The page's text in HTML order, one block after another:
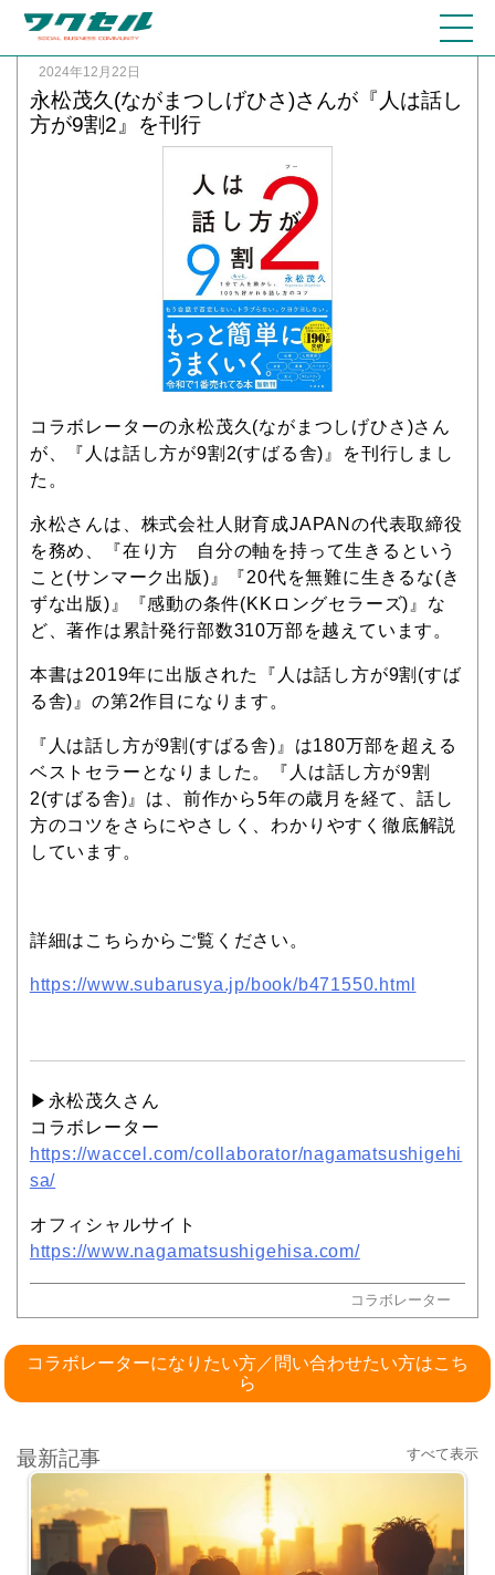
2024年12月22日
永松茂久(ながまつしげひさ)さんが『人は話し
方が9割2』を刊行
コラボレーターの永松茂久(ながまつしげひさ)さん
が、『人は話し方が9割2(すばる舎)』を刊行しまし
た。
永松さんは、株式会社人財育成JAPANの代表取締役
を務め、『在り方 自分の軸を持って生きるという
こと(サンマーク出版)』『20代を無難に生きるな(き
ずな出版)』『感動の条件(KKロングセラーズ)』な
ど、著作は累計発行部数310万部を越えています。
本書は2019年に出版された『人は話し方が9割(すば
る舎)』の第2作目になります。
『人は話し方が9割(すばる舎)』は180万部を超える
ベストセラーとなりました。『人は話し方が9割
2(すばる舎)』は、前作から5年の歳月を経て、話し
方のコツをさらにやさしく、わかりやすく徹底解説
しています。
詳細はこちらからご覧ください。
https://www.subarusya.jp/book/b471550.html
▶︎永松茂久さん
コラボレーター
https://waccel.com/collaborator/nagamatsushigehi
sa/
オフィシャルサイト
https://www.nagamatsushigehisa.com/
コラボレーター
コラボレーターになりたい方／問い合わせたい方はこち
ら
最新記事 すべて表示